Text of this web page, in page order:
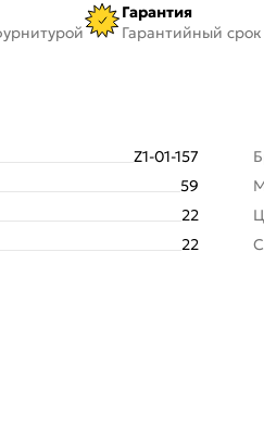
Гарантия
Гарантийный
Z1-01-157
59
22
22